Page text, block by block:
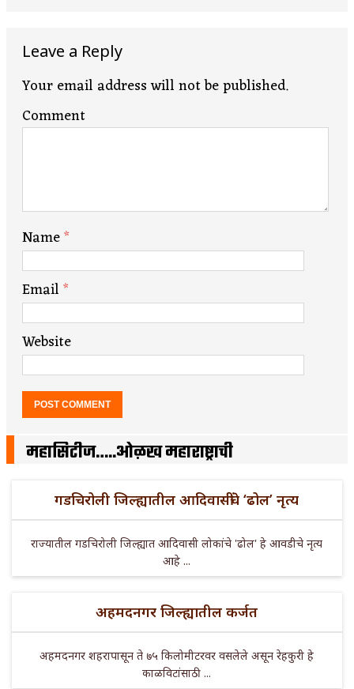
Leave a Reply
Your email address will not be published.
Comment
Name*
Email*
Website
महासिटीज…..ओळख महाराष्ट्राची
गडचिरोली जिल्ह्यातील आदिवासींचे ‘ढोल’ नृत्य
राज्यातील गडचिरोली जिल्ह्यात आदिवासी लोकांचे 'ढोल' हे आवडीचे नृत्य
आहे ...
अहमदनगर जिल्ह्यातील कर्जत
अहमदनगर शहरापासून ते ७५ किलोमीटरवर वसलेले असून रेहकुरी हे
काळविटांसाठी ...